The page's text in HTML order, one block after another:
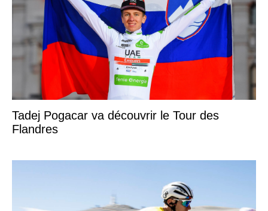
Tadej Pogacar va découvrir le Tour des
Flandres